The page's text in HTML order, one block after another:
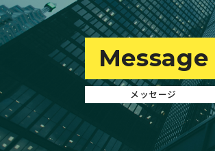
Message
メッセージ